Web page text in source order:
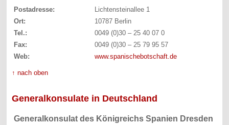
Postadresse:
Lichtensteinallee 1
Ort:
10787 Berlin
Tel.:
0049 (0)30 – 25 40 07 0
Fax:
0049 (0)30 – 25 79 95 57
Web:
www.spanischebotschaft.de
↑ nach oben
Generalkonsulate in Deutschland
Generalkonsulat des Königreichs Spanien Dresden